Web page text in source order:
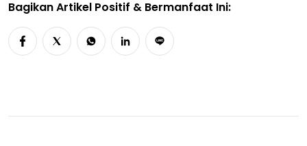
Bagikan Artikel Positif & Bermanfaat Ini: